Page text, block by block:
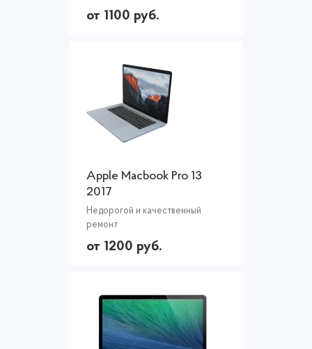
от 1100 руб.
Apple Macbook Pro 13
2017
Недорогой и качественный
ремонт
от 1200 руб.